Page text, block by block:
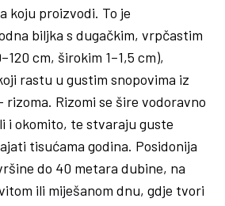
koju proizvodi. To je
biljka s dugačkim, vrpčastim
cm, širokim 1–1,5 cm),
rastu u gustim snopovima iz
rizoma. Rizomi se šire vodoravno
i okomito, te stvaraju guste
tisućama godina. Posidonija
do 40 metara dubine, na
ili miješanom dnu, gdje tvori